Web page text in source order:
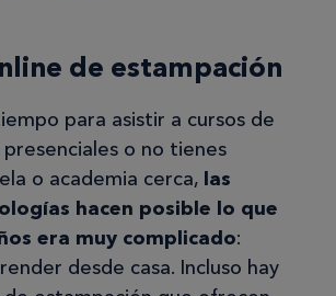
de estampación
para asistir a cursos de
o no tienes
o academia cerca, las
hacen posible lo que
era muy complicado:
desde casa. Incluso hay